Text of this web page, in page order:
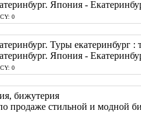
Япония -
0
Туры екатеринбург :
Япония -
0
бижутерия
продаже стильной и модной